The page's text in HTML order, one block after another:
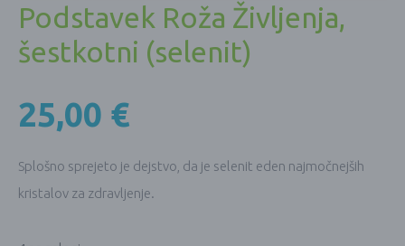
Podstavek Roža Življenja,
šestkotni (selenit)
25,00 €
Splošno sprejeto je dejstvo, da je selenit eden najmočnejših
kristalov za zdravljenje.